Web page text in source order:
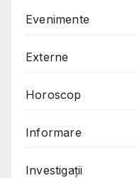
Evenimente
Externe
Horoscop
Informare
Investigații